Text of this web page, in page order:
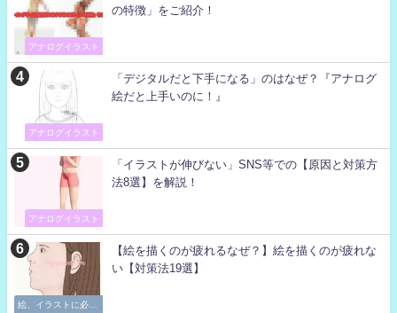
アナログイラスト
の特徴」をご紹介！
アナログイラスト
「デジタルだと下手になる」のはなぜ？『アナログ
絵だと上手いのに！』
アナログイラスト
「イラストが伸びない」SNS等での【原因と対策方
法8選】を解説！
絵、イラストに必要
【絵を描くのが疲れるなぜ？】絵を描くのが疲れな
い【対策法19選】